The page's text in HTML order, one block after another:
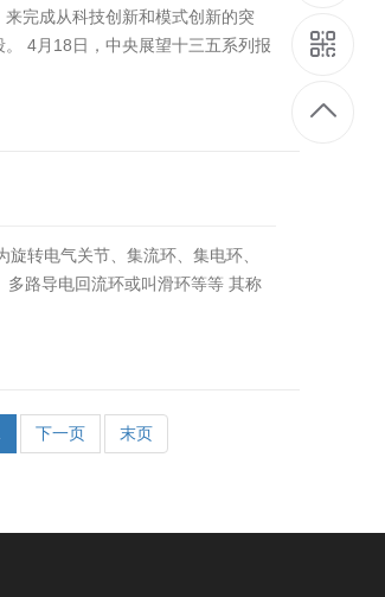
完成从科技创新和模式创新的突
4月18日，中央展望十三五系列报
转电气关节、集流环、集电环、
路导电回流环或叫滑环等等 其称
下一页 末页